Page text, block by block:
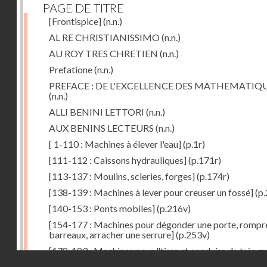
PAGE DE TITRE
[Frontispice](n.n.)
AL RE CHRISTIANISSIMO (n.n.)
AU ROY TRES CHRETIEN (n.n.)
Prefatione(n.n.)
PREFACE : DE L'EXCELLENCE DES
(n.n.)
ALLI BENINI LETTORI (n.n.)
AUX BENINS LECTEURS (n.n.)
[ 1-110 : Machines à élever l'eau](p.1r)
[111-112 : Caissons hydrauliques](p.171r)
[113-137 : Moulins, scieries, forges](p.174r)
[138-139 : Machines à lever pour creuser un fossé]
[140-153 : Ponts mobiles](p.216v)
[154-177 : Machines pour dégonder une porte,
barreaux, arracher une serrure](p.253v)
[178-183 : Machines pour "tirer et conduire de très